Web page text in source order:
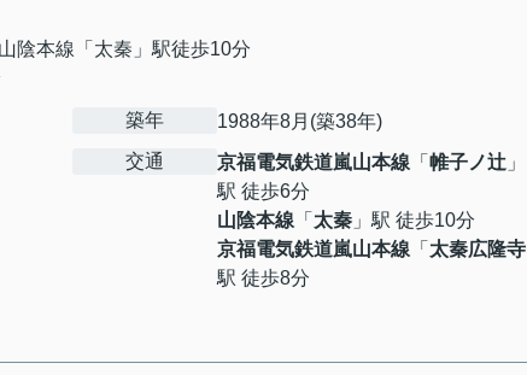
山陰本線「太秦」駅徒歩10分
築年
1988年8月(築38年)
交通
京福電気鉄道嵐山本線 「 帷子ノ辻 」
駅 徒歩6分
山陰本線 「 太秦 」駅 徒歩10分
京福電気鉄道嵐山本線 「 太秦広隆寺
駅 徒歩8分